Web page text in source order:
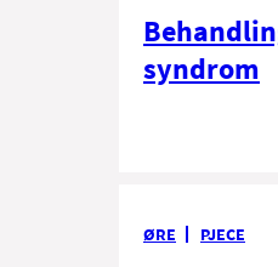
syndrom
ØRE PJECE